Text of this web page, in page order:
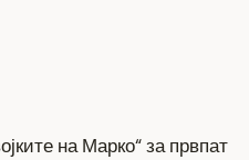
на Марко“ за првпат